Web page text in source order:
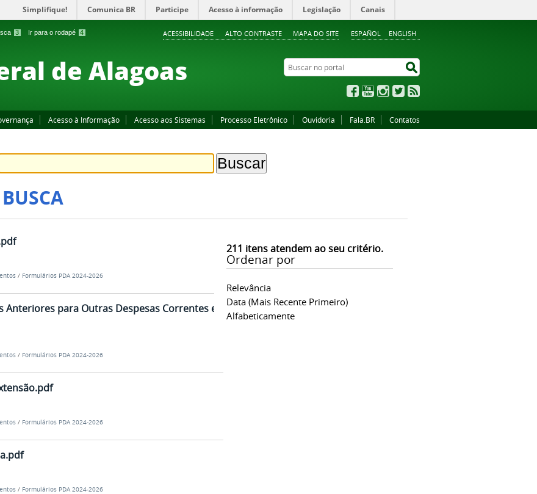
3 Ir para o rodapé 4 ESPAÑOL ENGLISH
ACESSIBILIDADE ALTO CONTRASTE MAPA DO SITE
Simplifique! Comunica BR Participe Acesso à informação Legislação Canais
de Alagoas Buscar no portal
FacebookYouTubeInstagram
Twitter
Acesso à Informação Acesso aos Sistemas Processo Eletrônico Ouvidoria Fala.BR Contatos
211 itens atendem ao seu critério.
Ordenar por
Relevância
Data (mais Recente Primeiro)
Alfabeticamente
/ Formulários PDA 2024-2026
Anteriores para Outras Despesas Correntes e
/ Formulários PDA 2024-2026
/ Formulários PDA 2024-2026
/ Formulários PDA 2024-2026